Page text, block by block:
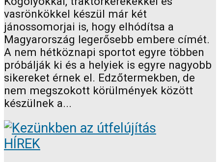
vasrönkökkel készül már két
jánossomorjai is, hogy elhódítsa a
Magyarország legerősebb embere címét.
A nem hétköznapi sportot egyre többen
próbálják ki és a helyiek is egyre nagyobb
sikereket érnek el. Edzőtermekben, de
nem megszokott körülmények között
készülnek a...
HÍREK